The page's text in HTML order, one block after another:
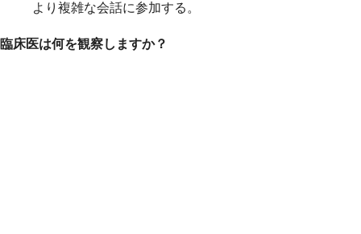
より複雑な会話に参加する。
臨床医は何を観察しますか？